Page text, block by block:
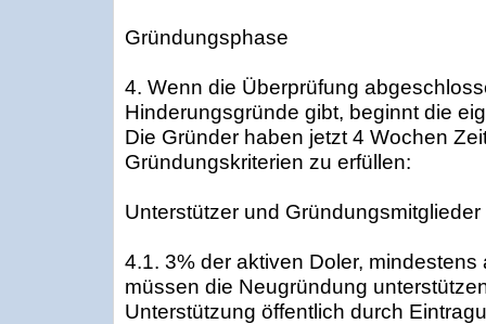
Gründungsphase
4. Wenn die Überprüfung
Hinderungsgründe gibt, beginnt die
Die Gründer haben jetzt 4 Wochen
Gründungskriterien zu erfüllen:
Unterstützer und Gründungsmitglieder
4.1. 3% der aktiven Doler, mindestens
müssen die Neugründung
Unterstützung öffentlich durch